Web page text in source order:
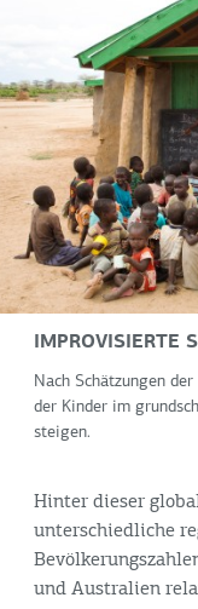
IMPROVISIERTE
Nach Schätzungen
der Kinder im
steigen.
Hinter dieser
unterschiedliche
und Australien